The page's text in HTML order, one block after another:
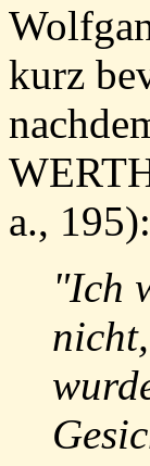
kurz
a., 195):
"Ich